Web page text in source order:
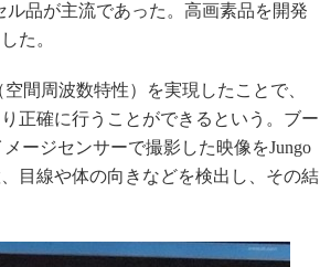
品が主流であった。高画素品を開発
た。
間周波数特性）を実現したことで、
正確に行うことができるという。ブー
ージセンサーで撮影した映像をJungo
目線や体の向きなどを検出し、その結